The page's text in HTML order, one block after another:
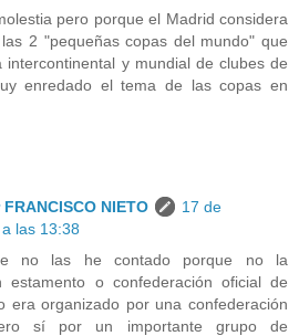
pero porque el Madrid considera
2 "pequeñas copas del mundo" que
intercontinental y mundial de clubes de
enredado el tema de las copas en
NIETO
17 de
las 13:38
no las he contado porque no la
estamento o confederación oficial de
era organizado por una confederación
sí por un importante grupo de